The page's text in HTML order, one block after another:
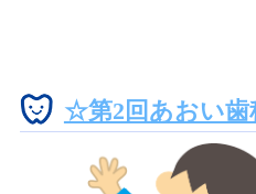
☆第2回あおい